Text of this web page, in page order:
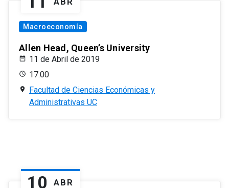
Macroeconomía
Allen Head, Queen’s University
11 de Abril de 2019
17:00
Facultad de Ciencias Económicas y
Administrativas UC
10 ABR